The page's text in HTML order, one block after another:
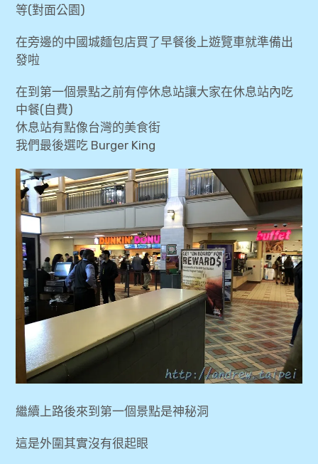
等(對面公園)
在旁邊的中國城麵包店買了早餐後上遊覽車就準備出
發啦
在到第一個景點之前有停休息站讓大家在休息站內吃
中餐(自費)
休息站有點像台灣的美食街
我們最後選吃 Burger King
繼續上路後來到第一個景點是神秘洞
這是外圍其實沒有很起眼